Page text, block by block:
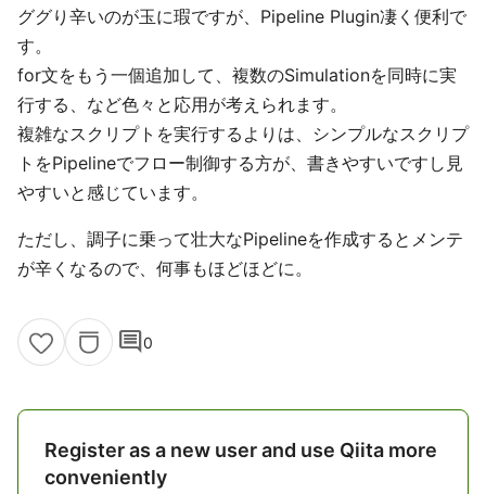
ググり辛いのが玉に瑕ですが、Pipeline Plugin凄く便利で
す。
for文をもう一個追加して、複数のSimulationを同時に実
行する、など色々と応用が考えられます。
複雑なスクリプトを実行するよりは、シンプルなスクリプ
トをPipelineでフロー制御する方が、書きやすいですし見
やすいと感じています。
ただし、調子に乗って壮大なPipelineを作成するとメンテ
が辛くなるので、何事もほどほどに。
comment0
Register as a new user and use Qiita more
conveniently